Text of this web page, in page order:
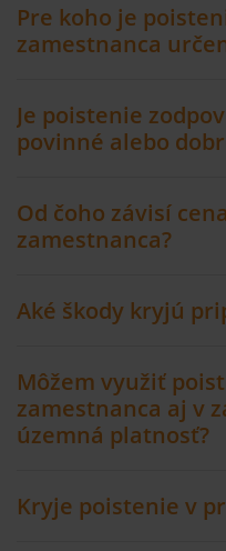
Pre koho je
zamestnanca
Je poistenie
povinné alebo
Od čoho závisí
zamestnanca?
Aké škody kryjú
Môžem využiť
zamestnanca aj v
územná platnosť?
Kryje poistenie v